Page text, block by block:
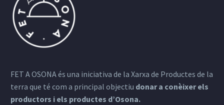
FET A OSONA és una iniciativa de la Xarxa de Productes de la
terra que té com a principal objectiu donar a conèixer els
productors i els productes d’Osona.